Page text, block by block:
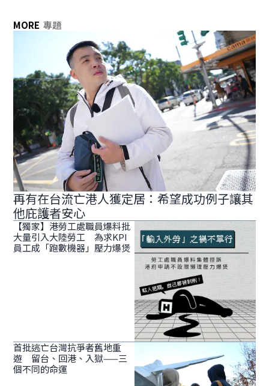
MORE 專題
再有在台流亡港人獲定居：希望成功例子讓其
他庇護者安心
【獨家】港勞工處職員爆料批
大量引入大陸勞工 為求KPI
員工成「跑數機器」壓力爆煲
首批逃亡台灣抗爭者舊地重
遊 留台、回港、入獄——三
個不同的命運